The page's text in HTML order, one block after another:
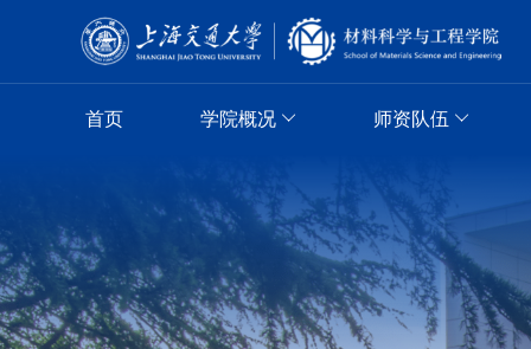
首页 学院概况 师资队伍